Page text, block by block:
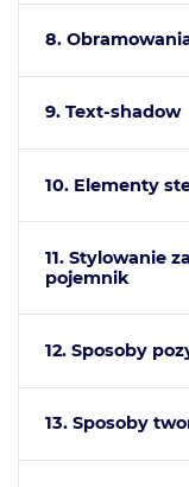
8.
9. Text-shadow
10. Elementy
11. Stylowanie
pojemnik
12. Sposoby
13. Sposoby